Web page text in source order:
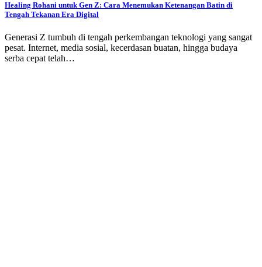
Healing Rohani untuk Gen Z: Cara Menemukan Ketenangan Batin di
Tengah Tekanan Era Digital
Generasi Z tumbuh di tengah perkembangan teknologi yang sangat
pesat. Internet, media sosial, kecerdasan buatan, hingga budaya
serba cepat telah…